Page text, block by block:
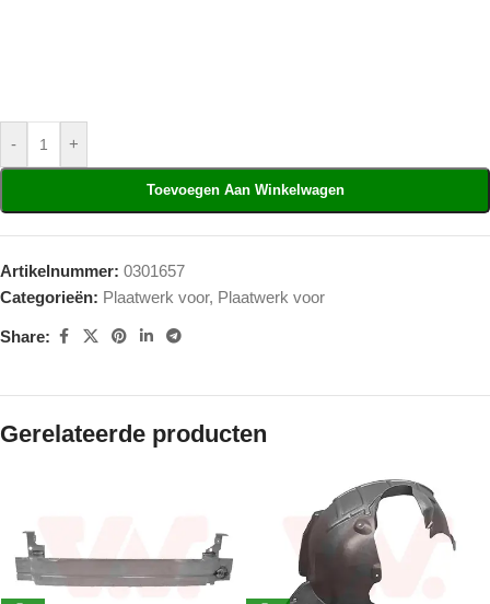
- +
Toevoegen Aan Winkelwagen
Artikelnummer: 0301657
Categorieën: Plaatwerk voor, Plaatwerk voor
Share:
Gerelateerde producten